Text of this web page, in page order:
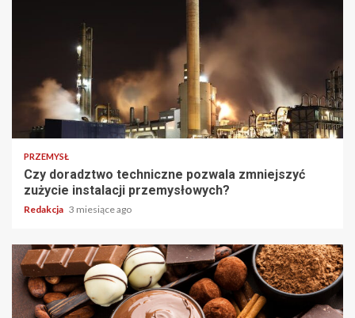
PRZEMYSŁ
Czy doradztwo techniczne pozwala zmniejszyć
zużycie instalacji przemysłowych?
Redakcja 3 miesiące ago